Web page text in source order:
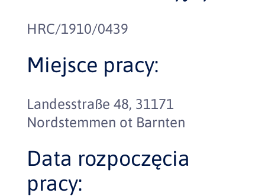
HRC/1910/0439
Miejsce pracy:
Landesstraße 48, 31171
Nordstemmen ot Barnten
Data rozpoczęcia
pracy: